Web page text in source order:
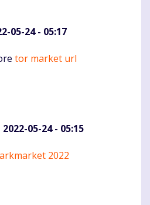
05-24 - 05:17
tor market url
05-24 - 05:15
2022